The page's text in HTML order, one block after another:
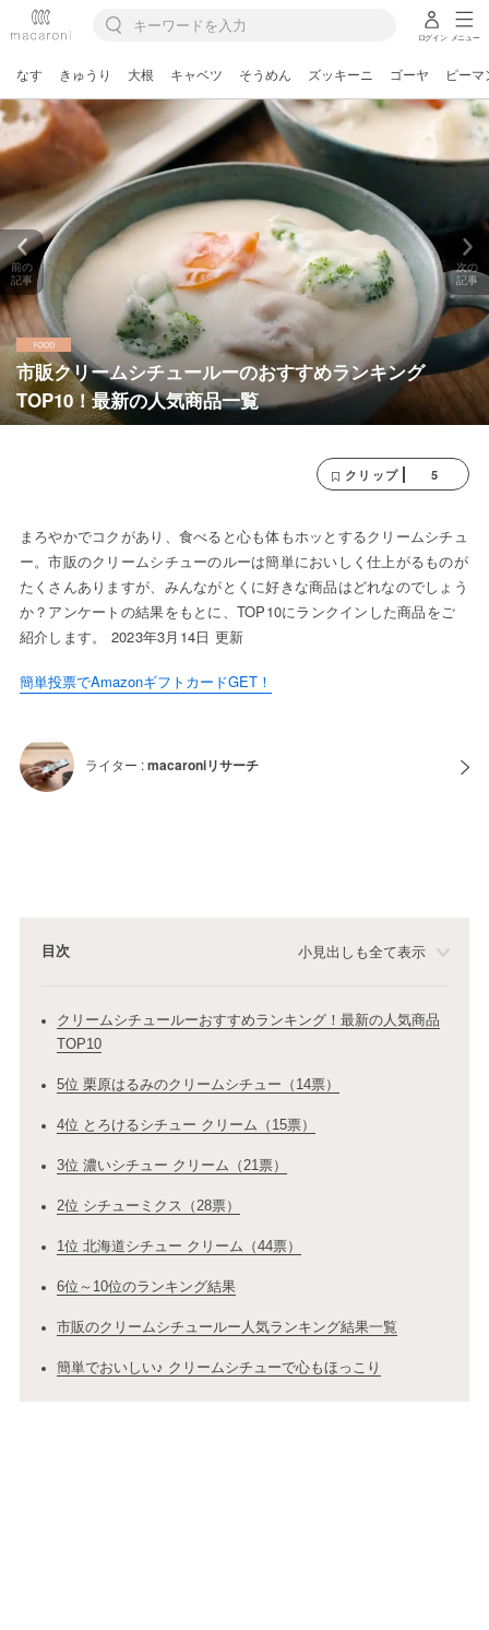
ログイン メニュー
なす きゅうり 大根 キャベツ そうめん ズッキーニ ゴーヤ ピーマ
市販クリームシチュールーのおすすめランキング
TOP10！最新の人気商品一覧
前の
記事
次の
記事
クリップ 5
まろやかでコクがあり、食べると心も体もホッとするクリームシチュ
ー。市販のクリームシチューのルーは簡単においしく仕上がるものが
たくさんありますが、みんながとくに好きな商品はどれなのでしょう
か？アンケートの結果をもとに、TOP10にランクインした商品をご
紹介します。 2023年3月14日 更新
簡単投票でAmazonギフトカードGET！
ライター :macaroniリサーチ
目次 小見出しも全て表示
クリームシチュールーおすすめランキング！最新の人気商品
TOP10
5位 栗原はるみのクリームシチュー（14票）
4位 とろけるシチュー クリーム（15票）
3位 濃いシチュー クリーム（21票）
2位 シチューミクス（28票）
1位 北海道シチュー クリーム（44票）
6位～10位のランキング結果
市販のクリームシチュールー人気ランキング結果一覧
簡単でおいしい♪ クリームシチューで心もほっこり